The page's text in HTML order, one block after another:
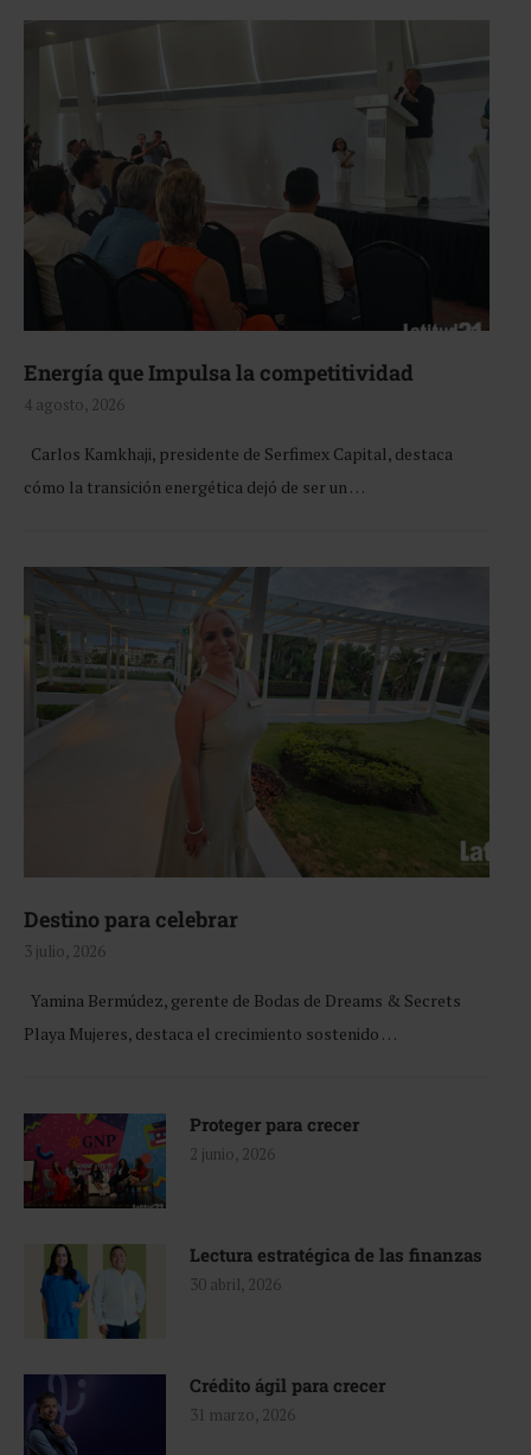
Energía que Impulsa la competitividad
4 agosto, 2026
Carlos Kamkhaji, presidente de Serfimex Capital, destaca
cómo la transición energética dejó de ser un …
Destino para celebrar
3 julio, 2026
Yamina Bermúdez, gerente de Bodas de Dreams & Secrets
Playa Mujeres, destaca el crecimiento sostenido …
Proteger para crecer
2 junio, 2026
Lectura estratégica de las finanzas
30 abril, 2026
Crédito ágil para crecer
31 marzo, 2026